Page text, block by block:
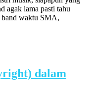
agak lama pasti tahu
band waktu SMA,
dalam